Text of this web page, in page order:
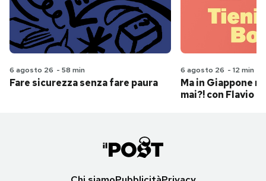
6 agosto 26 - 58 min
Fare sicurezza senza fare paura
6 agosto 26 - 12 min
Ma in Giappone
mai?! con Flavio